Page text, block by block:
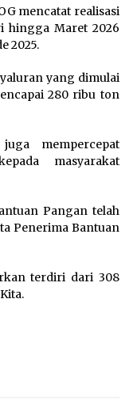
Layanan
Enak di
yang Praktis
mencatat realisasi
hingga Maret 2026
2025.
yang dimulai
280 ribu ton
mempercepat
masyarakat
Pangan telah
Penerima Bantuan
terdiri dari 308